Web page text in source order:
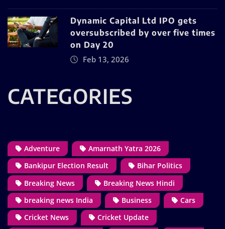
Dynamic Capital Ltd IPO gets
oversubscribed by over five times
on Day 20
Feb 13, 2026
CATEGORIES
Adventure
Amarnath Yatra 2026
Bankipur Election Result
Bihar Politics
Breaking News
Breaking News Hindi
breaking news India
Business
Cars
Cricket News
Cricket Update